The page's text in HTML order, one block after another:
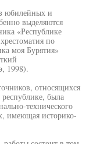
юбилейных и
выделяются
«Республике
по
моя Бурятия»
1998).
относящихся
была
технического
имеющая историко-